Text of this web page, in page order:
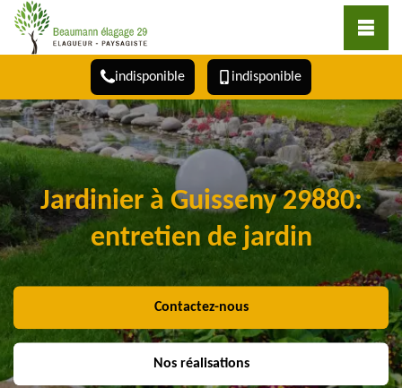
indisponible indisponible
Jardinier à Guisseny 29880:
entretien de jardin
Contactez-nous
Nos réalisations